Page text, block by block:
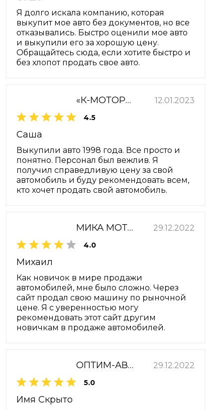
Я долго искала компанию, которая
выкупит мое авто без документов, но все
отказывались. Быстро оценили мое авто
и выкупили его за хорошую цену.
Обращайтесь сюда, если хотите быстро и
без хлопот продать свое авто.
«К-МОТОРС» 12.01.2023
4.5
Саша
Выкупили авто 1998 года. Все просто и
понятно. Персонал был вежлив. Я
получил справедливую цену за свой
автомобиль и буду рекомендовать всем,
кто хочет продать свой автомобиль.
МИКА МОТОР 29.12.2022
4.0
Михаил
Как новичок в мире продажи
автомобилей, мне было сложно. Через
сайт продал свою машину по рыночной
цене. Я с уверенностью могу
рекомендовать этот сайт другим
новичкам в продаже автомобилей.
ОПТИМ-АВТО 29.12.2022
5.0
Имя Скрыто